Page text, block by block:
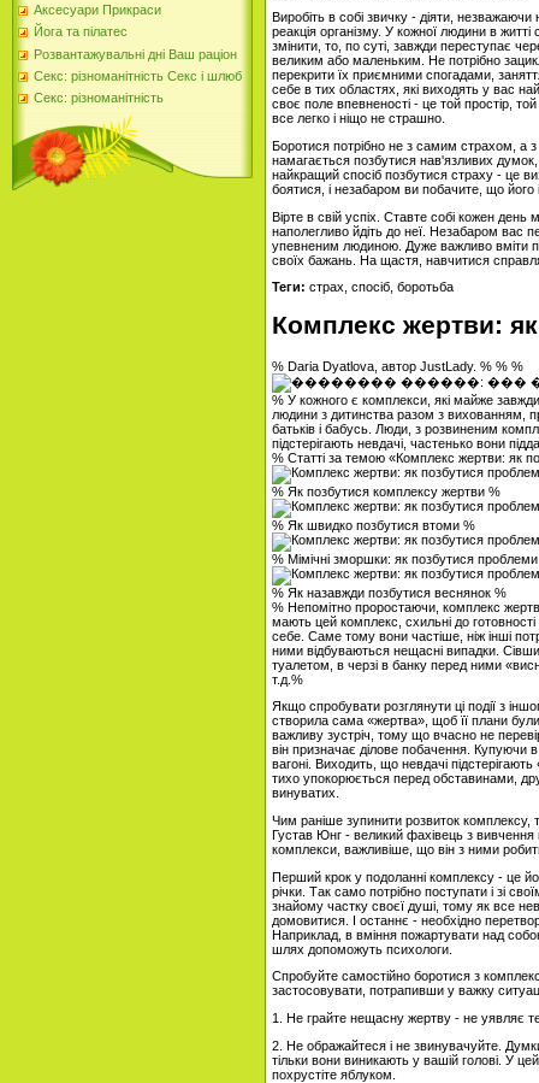
Аксесуари Прикраси
Йога та пілатес
Розвантажувальні дні Ваш раціон
Секс: різноманітність Секс і шлюб
Секс: різноманітність
Виробіть в собі звичку - діяти,
реакція організму. У кожної людини в
змінити, то, по суті, завжди переступає
великим або маленьким. Не потрібно
перекрити їх приємними спогадами,
себе в тих областях, які виходять у вас
своє поле впевненості - це той простір,
все легко і ніщо не страшно.
Боротися потрібно не з самим страхом, а
намагається позбутися нав'язливих
найкращий спосіб позбутися страху - це
боятися, і незабаром ви побачите, що його
Вірте в свій успіх. Ставте собі кожен
наполегливо йдіть до неї. Незабаром вас
упевненим людиною. Дуже важливо вміти
своїх бажань. На щастя, навчитися
Теги: страх, спосіб, боротьба
Комплекс жертви:
% Daria Dyatlova, автор JustLady. % % %
% У кожного є комплекси, які майже
людини з дитинства разом з вихованням,
батьків і бабусь. Люди, з розвиненим
підстерігають невдачі, частенько вони
% Статті за темою «Комплекс жертви: як
% Як позбутися комплексу жертви %
% Як швидко позбутися втоми %
% Мімічні зморшки: як позбутися
% Як назавжди позбутися веснянок %
% Непомітно проростаючи, комплекс
мають цей комплекс, схильні до
себе. Саме тому вони частіше, ніж інші
ними відбуваються нещасні випадки.
туалетом, в черзі в банку перед ними
т.д.%
Якщо спробувати розглянути ці події з
створила сама «жертва», щоб її плани
важливу зустріч, тому що вчасно не
він призначає ділове побачення. Купуючи
вагоні. Виходить, що невдачі
тихо упокорюється перед обставинами,
винуватих.
Чим раніше зупинити розвиток
Густав Юнг - великий фахівець з
комплекси, важливіше, що він з ними
Перший крок у подоланні комплексу - це
річки. Так само потрібно поступати і зі
знайому частку своєї душі, тому як все
домовитися. І останнє - необхідно
Наприклад, в вміння пожартувати над
шлях допоможуть психологи.
Спробуйте самостійно боротися з
застосовувати, потрапивши у важку
1. Не грайте нещасну жертву - не уявляє
2. Не ображайтеся і не звинувачуйте.
тільки вони виникають у вашій голові. У
похрустіте яблуком.